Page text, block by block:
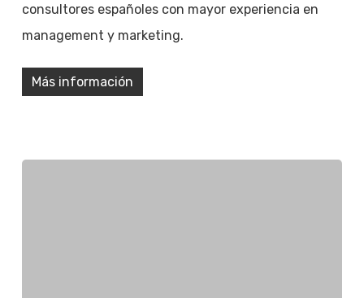
consultores españoles con mayor experiencia en
management y marketing.
Más información